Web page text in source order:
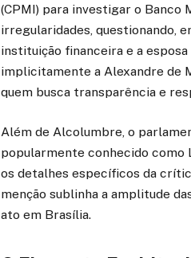
(CPMI) para investigar o Banco
irregularidades, questionando,
instituição financeira e a
implicitamente a Alexandre de
quem busca transparência e
Além de Alcolumbre, o
popularmente conhecido como
os detalhes específicos da
menção sublinha a amplitude
ato em Brasília.